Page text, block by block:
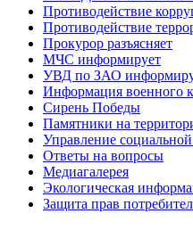
Противодействие
Противодействие
Прокурор разъясняет
МЧС информирует
УВД по ЗАО
Информация военного
Сирень Победы
Памятники на
Управление
Ответы на вопросы
Медиагалерея
Экологическая
Защита прав